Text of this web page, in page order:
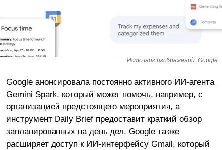
Источник изображений: Google
Google анонсировала постоянно активного ИИ-агента
Gemini Spark, который может помочь, например, с
организацией предстоящего мероприятия, а
инструмент Daily Brief предоставит краткий обзор
запланированных на день дел. Google также
расширяет доступ к ИИ-интерфейсу Gmail, который